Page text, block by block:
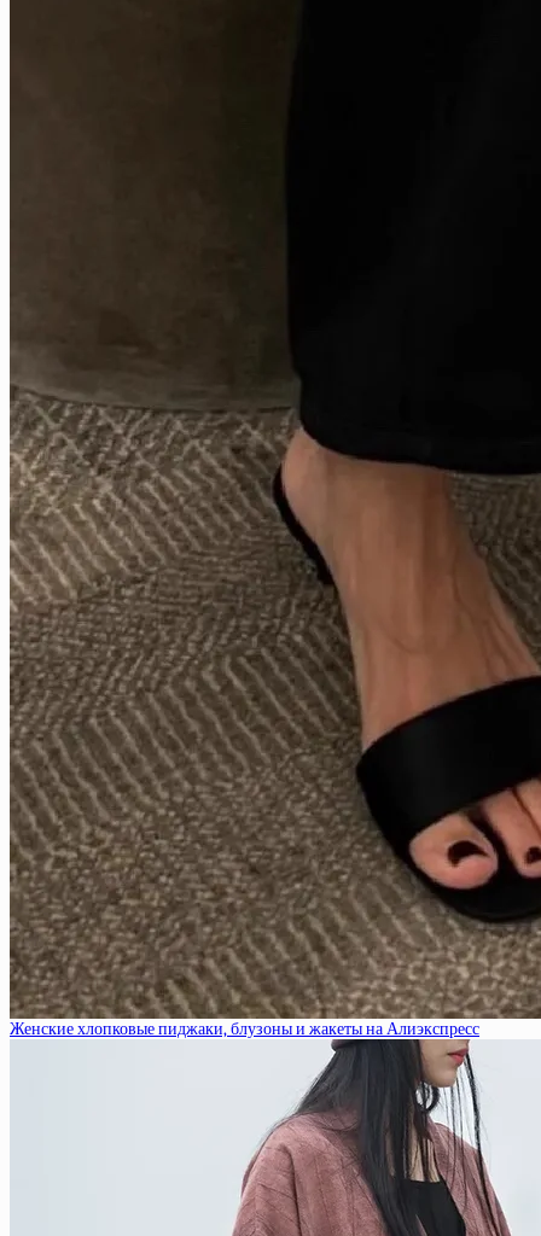
Женские хлопковые пиджаки, блузоны и жакеты на Алиэкспресс